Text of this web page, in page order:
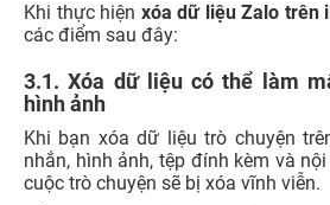
Khi thực hiện xóa dữ liệu Zalo trên
các điểm sau đây:
3.1. Xóa dữ liệu có thể làm
hình ảnh
Khi bạn xóa dữ liệu trò chuyện
nhắn, hình ảnh, tệp đính kèm và
cuộc trò chuyện sẽ bị xóa vĩnh viễn.